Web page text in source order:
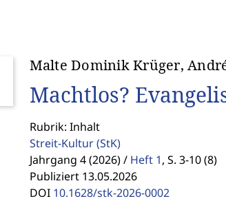
Malte Dominik Krüger,
Machtlos?
Rubrik: Inhalt
Streit-Kultur(StK)
Jahrgang 4 (2026) / Heft 1, S. 3-10 (8)
Publiziert 13.05.2026
DOI 10.1628/stk-2026-0002